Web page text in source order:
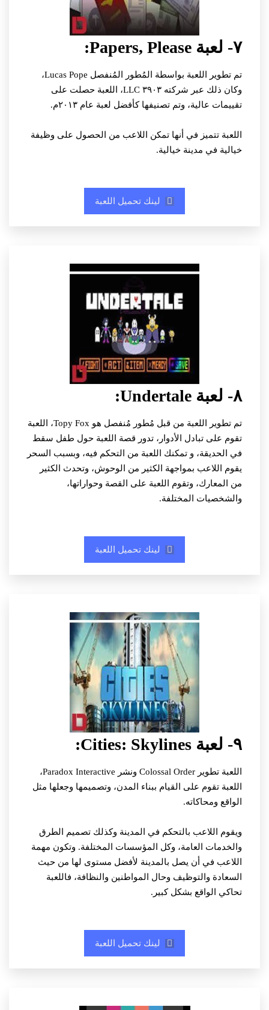
٧- لعبة Papers, Please:
تم تطوير اللعبة بواسطة المُطور المُنفصل Lucas Pope،
وكان ذلك عبر شركته ٣٩٠٣ LLC، اللعبة حصلت على
تقييمات عالية، وتم تصنيفها كأفضل لعبة عام ٢٠١٣م.
اللعبة تتميز في أنها تمكن اللاعب من الحصول على وظيفة
خيالية في مدينة خيالية.
لينك تحميل اللعبة
٨- لعبة Undertale:
تم تطوير اللعبة من قبل مُطور مُنفصل هو Topy Fox، اللعبة
تقوم على تبادل الأدوار، تدور قصة اللعبة حول طفل سقط
في الحديقة، و تمكنك اللعبة من التحكم فيه، وبسبب السحر
يقوم اللاعب بمواجهة الكثير من الوحوش، وتحدث الكثير
من المعارك، وتقوم اللعبة على القصة وحواراتها،
والشخصيات المختلفة.
لينك تحميل اللعبة
٩- لعبة Cities: Skylines:
اللعبة تطوير Colossal Order ونشر Paradox Interactive،
اللعبة تقوم على القيام ببناء المدن، وتصميمها وجعلها مثل
الواقع ومحاكاته.
ويقوم اللاعب بالتحكم في المدينة وكذلك تصميم الطرق
والخدمات العامة، وكل المؤسسات المختلفة. وتكون مهمة
اللاعب في أن يصل بالمدينة لأفضل مستوى لها من حيث
السعادة والتوظيف وحال المواطنين والنظافة، فاللعبة
تحاكي الواقع بشكل كبير.
لينك تحميل اللعبة